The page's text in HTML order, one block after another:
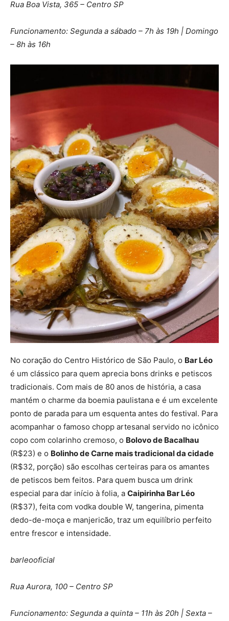
Rua Boa Vista, 365 – Centro SP
Funcionamento: Segunda a sábado – 7h às 19h | Domingo
– 8h às 16h
No coração do Centro Histórico de São Paulo, o Bar Léo
é um clássico para quem aprecia bons drinks e petiscos
tradicionais. Com mais de 80 anos de história, a casa
mantém o charme da boemia paulistana e é um excelente
ponto de parada para um esquenta antes do festival. Para
acompanhar o famoso chopp artesanal servido no icônico
copo com colarinho cremoso, o Bolovo de Bacalhau
(R$23) e o Bolinho de Carne mais tradicional da cidade
(R$32, porção) são escolhas certeiras para os amantes
de petiscos bem feitos. Para quem busca um drink
especial para dar início à folia, a Caipirinha Bar Léo
(R$37), feita com vodka double W, tangerina, pimenta
dedo-de-moça e manjericão, traz um equilíbrio perfeito
entre frescor e intensidade.
barleooficial
Rua Aurora, 100 – Centro SP
Funcionamento: Segunda a quinta – 11h às 20h | Sexta –